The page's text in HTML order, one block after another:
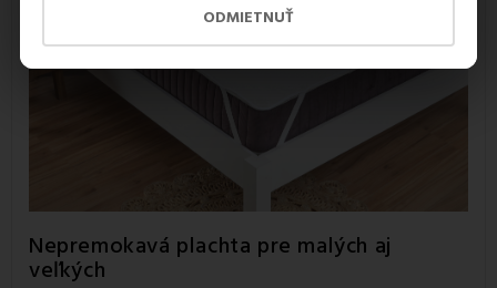
ODMIETNUŤ
Nepremokavá plachta pre malých aj
veľkých